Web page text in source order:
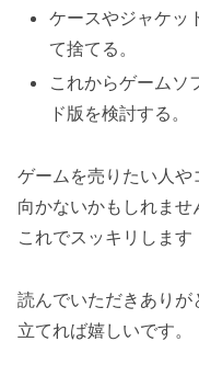
ケースやジャケッ
て捨てる。
これからゲームソ
ド版を検討する。
ゲームを売りたい人
向かないかもしれま
これでスッキリします
読んでいただきあり
立てれば嬉しいです。